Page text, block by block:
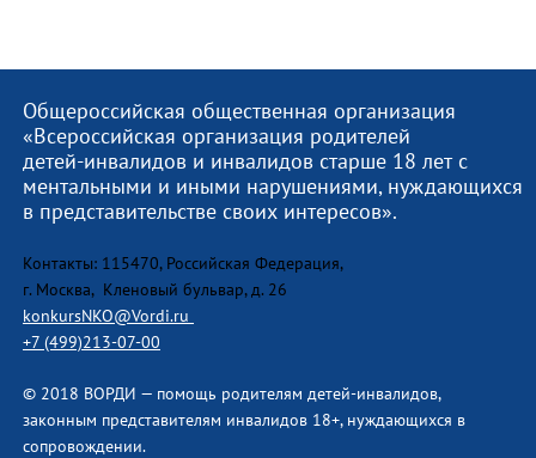
Общероссийская общественная организация
«Всероссийская организация родителей
детей-инвалидов и инвалидов старше 18 лет с
ментальными и иными нарушениями, нуждающихся
в представительстве своих интересов».
Контакты: 115470, Российская Федерация,
г. Москва, Кленовый бульвар, д. 26
konkursNKO@Vordi.ru
+7 (499)213-07-00
© 2018 ВОРДИ — помощь родителям детей-инвалидов,
законным представителям инвалидов 18+, нуждающихся в
сопровождении.